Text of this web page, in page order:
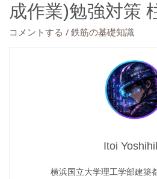
成作業)勉強対策
コメントする / 鉄筋の基礎知識
Itoi
横浜国立大学理工学部建築